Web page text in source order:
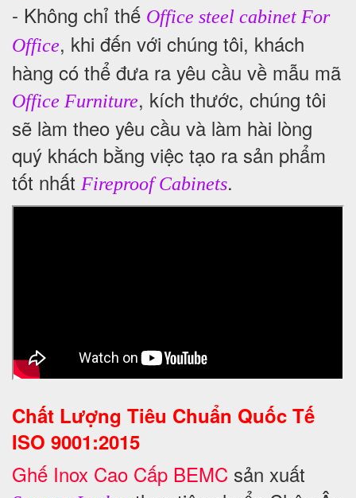
- Không chỉ thế Office steel cabinet For
Office, khi đến với chúng tôi, khách
hàng có thể đưa ra yêu cầu về mẫu mã
Office Furniture, kích thước, chúng tôi
sẽ làm theo yêu cầu và làm hài lòng
quý khách bằng việc tạo ra sản phẩm
tốt nhất Fireproof Cabinets.
Chất Lượng Tiêu Chuẩn Quốc Tế
ISO 9001:2015
Ghế Inox Cao Cấp BEMC sản xuất